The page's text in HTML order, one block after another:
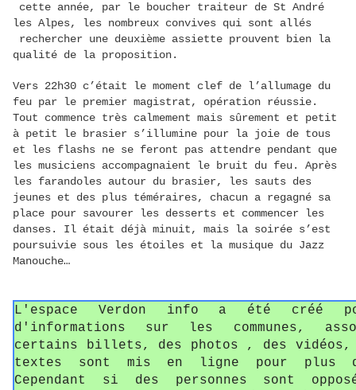
cette année, par le boucher traiteur de St André
les Alpes, les nombreux convives qui sont allés
rechercher une deuxième assiette prouvent bien la
qualité de la proposition.
Vers 22h30 c’était le moment clef de l’allumage du
feu par le premier magistrat, opération réussie.
Tout commence très calmement mais sûrement et petit
à petit le brasier s’illumine pour la joie de tous
et les flashs ne se feront pas attendre pendant que
les musiciens accompagnaient le bruit du feu. Après
les farandoles autour du brasier, les sauts des
jeunes et des plus téméraires, chacun a regagné sa
place pour savourer les desserts et commencer les
danses. Il était déjà minuit, mais la soirée s’est
poursuivie sous les étoiles et la musique du Jazz
Manouche…
L'espace Verdon info a été créé
d'informations sur les communes,
certains billets, des photos , des vidéos,
textes sont mis en ligne pour plus
Cependant si des personnes sont